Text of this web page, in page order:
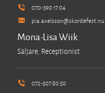
070-390 17 04
pia.axelsson@skordefest.nu
Mona-Lisa Wiik
Säljare, Receptionist
072-507 80 50